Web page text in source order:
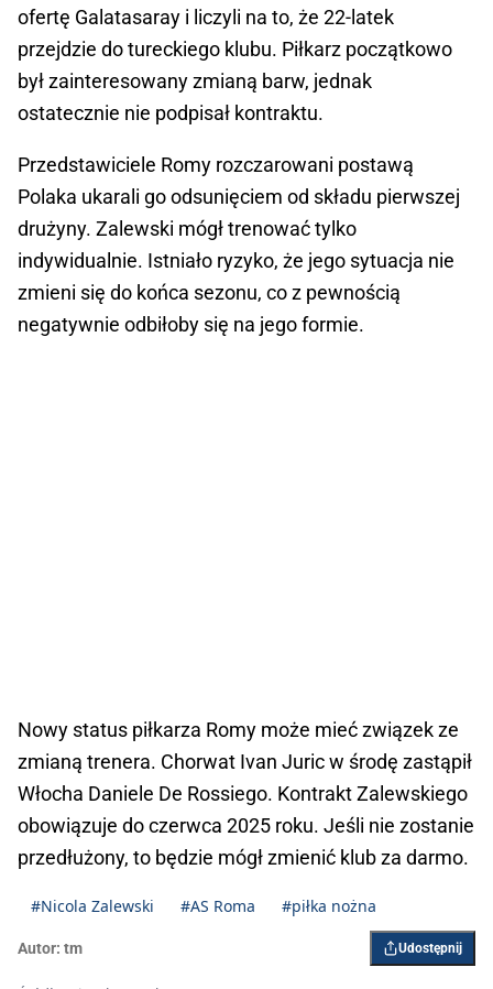
ofertę Galatasaray i liczyli na to, że 22-latek
przejdzie do tureckiego klubu. Piłkarz początkowo
był zainteresowany zmianą barw, jednak
ostatecznie nie podpisał kontraktu.
Przedstawiciele Romy rozczarowani postawą
Polaka ukarali go odsunięciem od składu pierwszej
drużyny. Zalewski mógł trenować tylko
indywidualnie. Istniało ryzyko, że jego sytuacja nie
zmieni się do końca sezonu, co z pewnością
negatywnie odbiłoby się na jego formie.
Nowy status piłkarza Romy może mieć związek ze
zmianą trenera. Chorwat Ivan Juric w środę zastąpił
Włocha Daniele De Rossiego. Kontrakt Zalewskiego
obowiązuje do czerwca 2025 roku. Jeśli nie zostanie
przedłużony, to będzie mógł zmienić klub za darmo.
#Nicola Zalewski #AS Roma #piłka nożna
Autor: tm Udostępnij